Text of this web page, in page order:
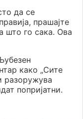
да се
прашајте
што го сака. Ова
како „Сите
разоружува
попријатни.